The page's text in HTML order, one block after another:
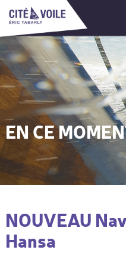
EN CE
Vous êtes ici
NOUVEAU
Hansa